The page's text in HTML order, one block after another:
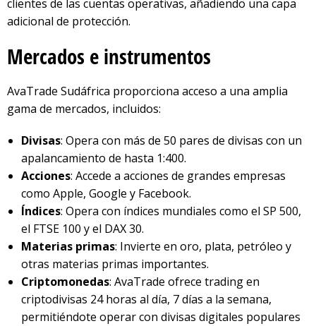
clientes de las cuentas operativas, añadiendo una capa
adicional de protección.
Mercados e instrumentos
AvaTrade Sudáfrica proporciona acceso a una amplia
gama de mercados, incluidos:
Divisas: Opera con más de 50 pares de divisas con un
apalancamiento de hasta 1:400.
Acciones: Accede a acciones de grandes empresas
como Apple, Google y Facebook.
Índices: Opera con índices mundiales como el SP 500,
el FTSE 100 y el DAX 30.
Materias primas: Invierte en oro, plata, petróleo y
otras materias primas importantes.
Criptomonedas: AvaTrade ofrece trading en
criptodivisas 24 horas al día, 7 días a la semana,
permitiéndote operar con divisas digitales populares